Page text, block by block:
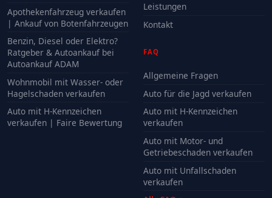
Apothekenfahrzeug verkaufen
| Ankauf von Botenfahrzeugen
Benzin, Diesel oder Elektro?
Ratgeber & Autoankauf bei
Autoankauf ADAM
Wohnmobil mit Wasser- oder
Hagelschaden verkaufen
Auto mit H-Kennzeichen
verkaufen | Faire Bewertung
Leistungen
Kontakt
FAQ
Allgemeine Fragen
Auto für die Jagd verkaufen
Auto mit H-Kennzeichen
verkaufen
Auto mit Motor- und
Getriebeschaden verkaufen
Auto mit Unfallschaden
verkaufen